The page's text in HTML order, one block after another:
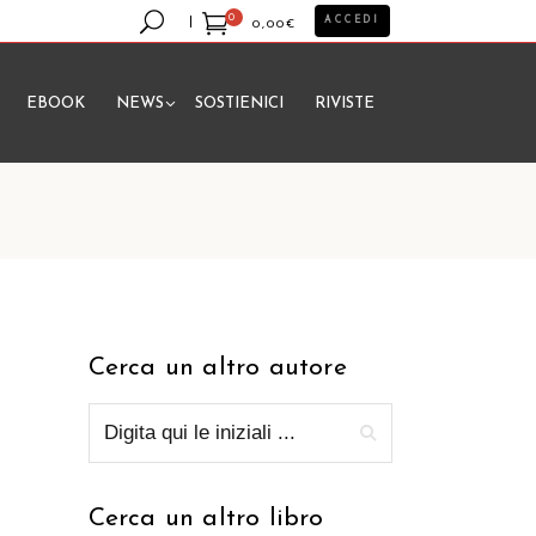
0
0,00€
prodotto nel carrello.
ACCEDI
EBOOK NEWS SOSTIENICI RIVISTE
Cerca un altro autore
Cerca un altro libro